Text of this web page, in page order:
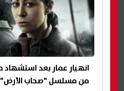
من مسلسل "صحاب الأرض"